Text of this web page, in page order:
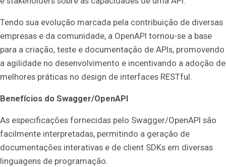
Tendo sua evolução marcada pela contribuição de diversas
empresas e da comunidade, a OpenAPI tornou-se a base
para a criação, teste e documentação de APIs, promovendo
a agilidade no desenvolvimento e incentivando a adoção de
melhores práticas no design de interfaces RESTful.
Benefícios do Swagger/OpenAPI
As especificações fornecidas pelo Swagger/OpenAPI são
facilmente interpretadas, permitindo a geração de
documentações interativas e de client SDKs em diversas
linguagens de programação.